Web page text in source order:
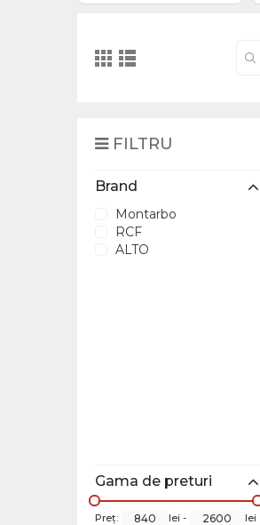
FILTRU
Brand
Montarbo
RCF
ALTO
Gama de preturi
Preţ: lei - lei